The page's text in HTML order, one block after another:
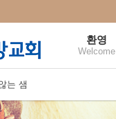
환영
Welcome
는 샘